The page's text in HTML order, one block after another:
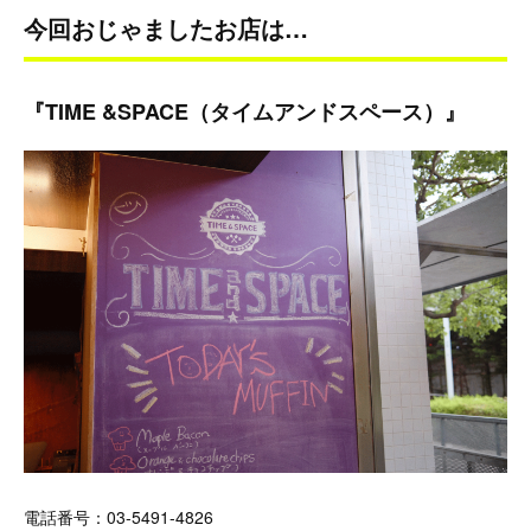
今回おじゃましたお店は…
『TIME &SPACE（タイムアンドスペース）』
電話番号：03-5491-4826